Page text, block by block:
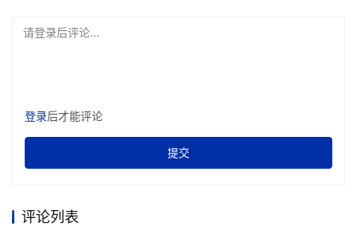
请登录后评论...
登录后才能评论
提交
评论列表